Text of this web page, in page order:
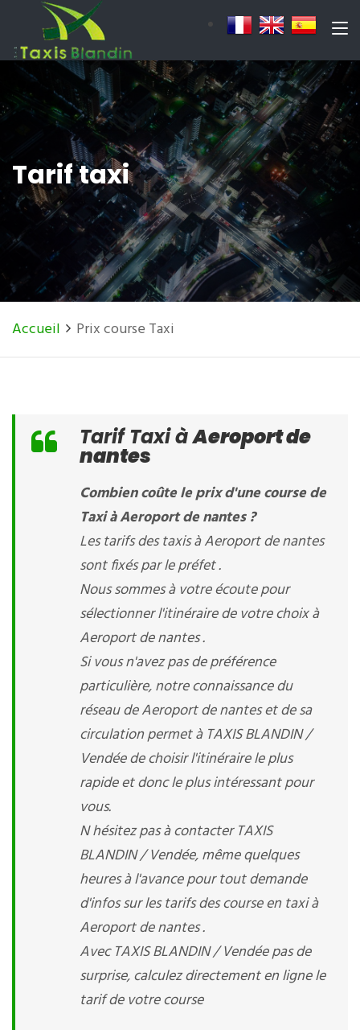
Tarif taxi
Accueil Prix course Taxi
Tarif Taxi àAeroport de
nantes
Combien coûte le prix d'une course de
Taxi à Aeroport de nantes ?
Les tarifs des taxis à Aeroport de nantes
sont fixés par le préfet .
Nous sommes à votre écoute pour
sélectionner l'itinéraire de votre choix à
Aeroport de nantes .
Si vous n'avez pas de préférence
particulière, notre connaissance du
réseau de Aeroport de nantes et de sa
circulation permet à TAXIS BLANDIN /
Vendée de choisir l'itinéraire le plus
rapide et donc le plus intéressant pour
vous.
N hésitez pas à contacter TAXIS
BLANDIN / Vendée, même quelques
heures à l'avance pour tout demande
d'infos sur les tarifs des course en taxi à
Aeroport de nantes .
Avec TAXIS BLANDIN / Vendée pas de
surprise, calculez directement en ligne le
tarif de votre course